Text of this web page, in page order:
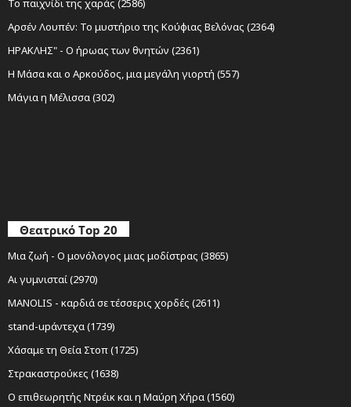
Το παιχνίδι της χαράς (2586)
Αρσέν Λουπέν: Το μυστήριο της Κούφιας Βελόνας (2364)
ΗΡΑΚΛΗΣ" - Ο ήρωας των θνητών (2361)
Η Μάσα και ο Αρκούδος, μια μεγάλη γιορτή (557)
Μάγια η Μέλισσα (302)
Θεατρικό Top 20
Μια ζωή - Ο μονόλογος μιας μοδίστρας (3865)
Αι γυμνισταί (2970)
MANOLIS - καρδιά σε τέσσερις χορδές (2611)
stand-upάντεχα (1739)
Χάσαμε τη Θεία Στοπ (1725)
Στρακαστρούκες (1638)
Ο επιθεωρητής Ντρέικ και η Μαύρη Χήρα (1560)